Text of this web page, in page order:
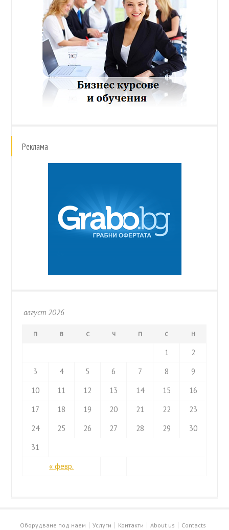
Реклама
август 2026
П В С Ч П С Н
« февр.
1
2
3
4 5 6 7 8
9
10
11 12 13 14 15
16
17
18 19 20 21 22
23
24
25 26 27 28 29
30
31
Оборудване под наем Услуги Контакти About us Contacts